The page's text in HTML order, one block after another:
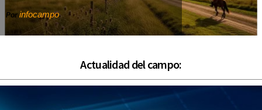
Por infocampo
Actualidad del campo: